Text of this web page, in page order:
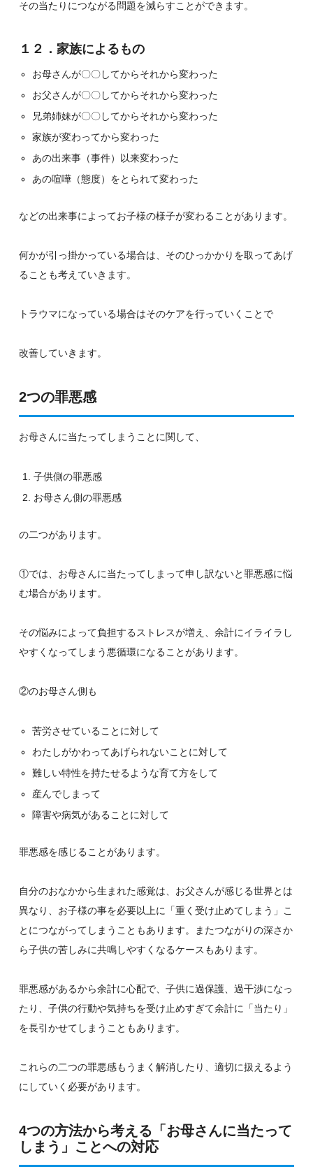
その当たりにつながる問題を減らすことができます。
１２．家族によるもの
お母さんが〇〇してからそれから変わった
お父さんが〇〇してからそれから変わった
兄弟姉妹が〇〇してからそれから変わった
家族が変わってから変わった
あの出来事（事件）以来変わった
あの喧嘩（態度）をとられて変わった
などの出来事によってお子様の様子が変わることがあります。
何かが引っ掛かっている場合は、そのひっかかりを取ってあげ
ることも考えていきます。
トラウマになっている場合はそのケアを行っていくことで
改善していきます。
2つの罪悪感
お母さんに当たってしまうことに関して、
子供側の罪悪感
お母さん側の罪悪感
の二つがあります。
①では、お母さんに当たってしまって申し訳ないと罪悪感に悩
む場合があります。
その悩みによって負担するストレスが増え、余計にイライラし
やすくなってしまう悪循環になることがあります。
②のお母さん側も
苦労させていることに対して
わたしがかわってあげられないことに対して
難しい特性を持たせるような育て方をして
産んでしまって
障害や病気があることに対して
罪悪感を感じることがあります。
自分のおなかから生まれた感覚は、お父さんが感じる世界とは
異なり、お子様の事を必要以上に「重く受け止めてしまう」こ
とにつながってしまうこともあります。またつながりの深さか
ら子供の苦しみに共鳴しやすくなるケースもあります。
罪悪感があるから余計に心配で、子供に過保護、過干渉になっ
たり、子供の行動や気持ちを受け止めすぎて余計に「当たり」
を長引かせてしまうこともあります。
これらの二つの罪悪感もうまく解消したり、適切に扱えるよう
にしていく必要があります。
4つの方法から考える「お母さんに当たって
しまう」ことへの対応